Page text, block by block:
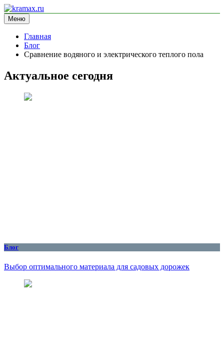
Перейти
к
содержимому
kramax.ru
блог про строительство
Меню
Главная
Блог
Сравнение водяного и электрического теплого пола
Актуальное сегодня
Блог
Выбор оптимального материала для садовых дорожек